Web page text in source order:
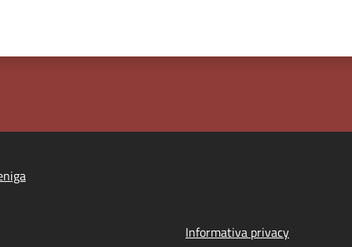
Informativa privacy